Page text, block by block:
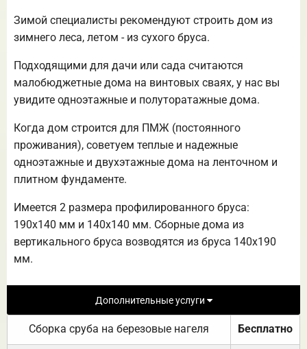
Зимой специалисты рекомендуют строить дом из
зимнего леса, летом - из сухого бруса.
Подходящими для дачи или сада считаются
малобюджетные дома на винтовых сваях, у нас вы
увидите одноэтажные и полуторатажные дома.
Когда дом строится для ПМЖ (постоянного
проживания), советуем теплые и надежные
одноэтажные и двухэтажные дома на ленточном и
плитном фундаменте.
Имеется 2 размера профилированного бруса:
190х140 мм и 140х140 мм. Сборные дома из
вертикального бруса возводятся из бруса 140х190
мм.
Дополнительные услуги
Сборка сруба на березовые нагеля Бесплатно